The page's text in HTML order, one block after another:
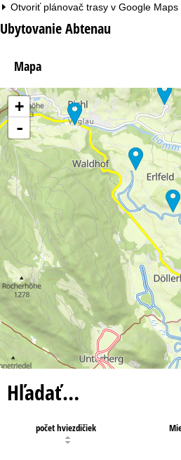
Otvoriť plánovač trasy v Google Maps
Ubytovanie Abtenau
Mapa
+
-
Hľadať…
počet hviezdičiek